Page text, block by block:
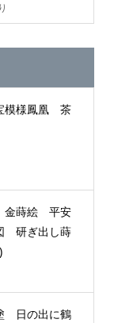
模様鳳凰 茶
金蒔絵 平安
研ぎ出し蒔
日の出に鶴